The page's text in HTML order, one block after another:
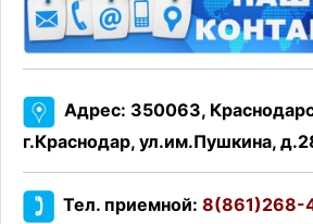
Адрес: 350063,
г.Краснодар, ул.им.Пушкина,
Тел. приемной: 8(861)268-